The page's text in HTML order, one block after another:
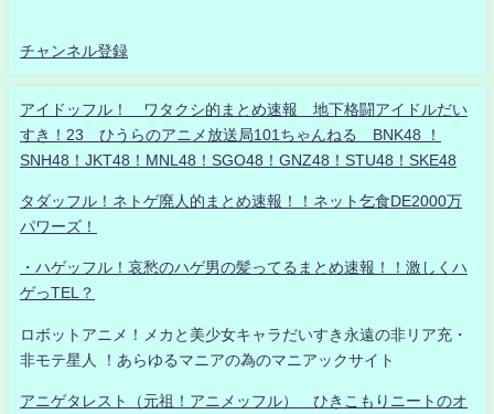
チャンネル登録
アイドッフル！ ワタクシ的まとめ速報 地下格闘アイドルだい
すき！23 ひうらのアニメ放送局101ちゃんねる BNK48 ！
SNH48！JKT48！MNL48！SGO48！GNZ48！STU48！SKE48
タダッフル！ネトゲ廃人的まとめ速報！！ネット乞食DE2000万
パワーズ！
・ハゲッフル！哀愁のハゲ男の髪ってるまとめ速報！！激しくハ
ゲっTEL？
ロボットアニメ！メカと美少女キャラだいすき永遠の非リア充・
非モテ星人 ！あらゆるマニアの為のマニアックサイト
アニゲタレスト（元祖！アニメッフル） ひきこもりニートのオ